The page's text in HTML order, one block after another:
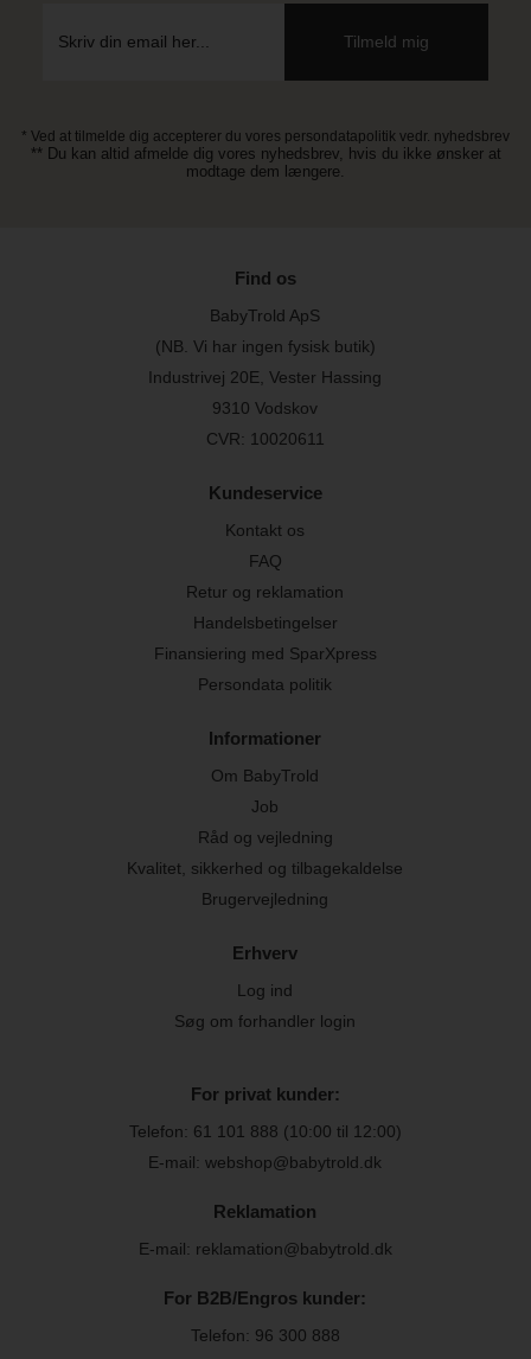
* Ved at tilmelde dig accepterer du vores persondatapolitik vedr. nyhedsbrev
** Du kan altid afmelde dig vores nyhedsbrev, hvis du ikke ønsker at
modtage dem længere.
Find os
BabyTrold ApS
(NB. Vi har ingen fysisk butik)
Industrivej 20E, Vester Hassing
9310 Vodskov
CVR: 10020611
Kundeservice
Kontakt os
FAQ
Retur og reklamation
Handelsbetingelser
Finansiering med SparXpress
Persondata politik
Informationer
Om BabyTrold
Job
Råd og vejledning
Kvalitet, sikkerhed og tilbagekaldelse
Brugervejledning
Erhverv
Log ind
Søg om forhandler login
For privat kunder:
Telefon: 61 101 888 (10:00 til 12:00)
E-mail: webshop@babytrold.dk
Reklamation
E-mail: reklamation@babytrold.dk
For B2B/Engros kunder:
Telefon: 96 300 888